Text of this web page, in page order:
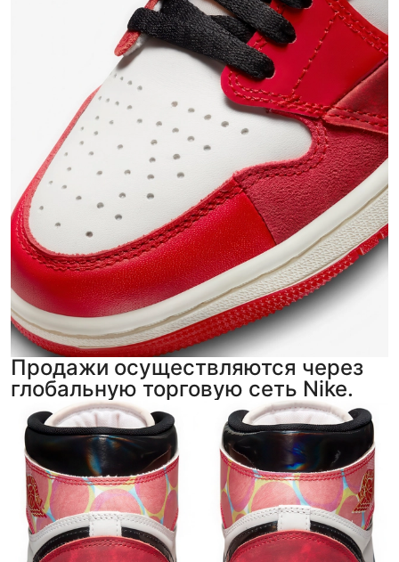
Продажи осуществляются через
глобальную торговую сеть Nike.